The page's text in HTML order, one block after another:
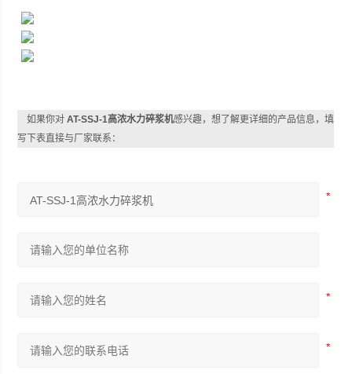
如果你对AT-SSJ-1高浓水力碎浆机感兴趣，想了解更详细的产品信息，填
写下表直接与厂家联系：